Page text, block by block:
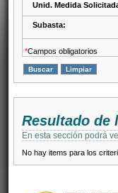
Unid. Medida
Subasta:
*Campos obligatorios
Resultado de
En esta sección podrá
No hay items para los